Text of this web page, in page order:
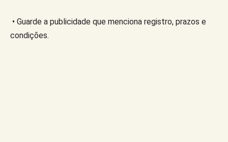
• Guarde a publicidade que menciona registro, prazos e
condições.